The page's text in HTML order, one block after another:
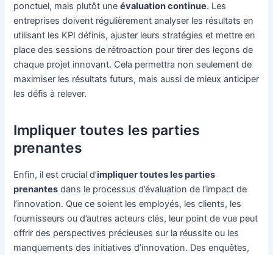
ponctuel, mais plutôt uneévaluation continue. Les
entreprises doivent régulièrement analyser les résultats en
utilisant les KPI définis, ajuster leurs stratégies et mettre en
place des sessions de rétroaction pour tirer des leçons de
chaque projet innovant. Cela permettra non seulement de
maximiser les résultats futurs, mais aussi de mieux anticiper
les défis à relever.
Impliquer toutes les parties
prenantes
Enfin, il est crucial d’impliquer toutes les parties
prenantes dans le processus d’évaluation de l’impact de
l’innovation. Que ce soient les employés, les clients, les
fournisseurs ou d’autres acteurs clés, leur point de vue peut
offrir des perspectives précieuses sur la réussite ou les
manquements des initiatives d’innovation. Des enquêtes,